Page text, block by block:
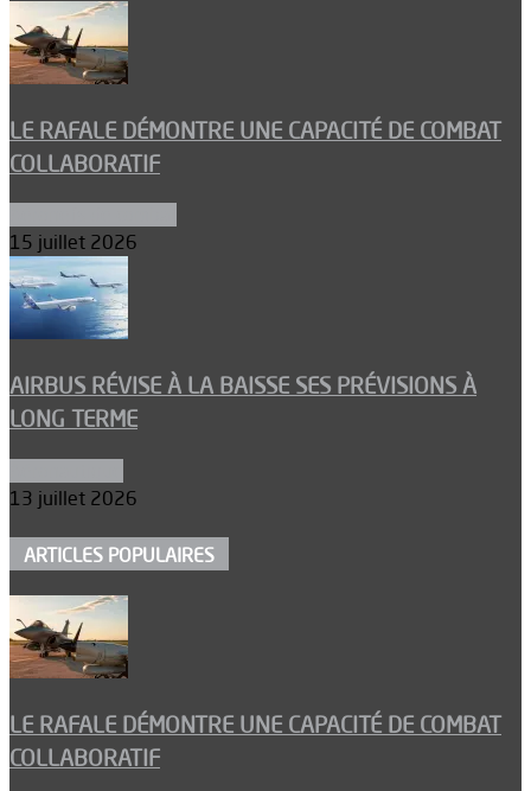
LE RAFALE DÉMONTRE UNE CAPACITÉ DE COMBAT
COLLABORATIF
15 juillet 2026
AIRBUS RÉVISE À LA BAISSE SES PRÉVISIONS À
LONG TERME
13 juillet 2026
ARTICLES POPULAIRES
LE RAFALE DÉMONTRE UNE CAPACITÉ DE COMBAT
COLLABORATIF